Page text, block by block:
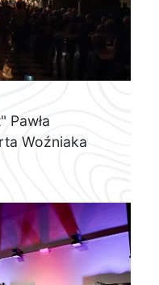
Pawła
Woźniaka